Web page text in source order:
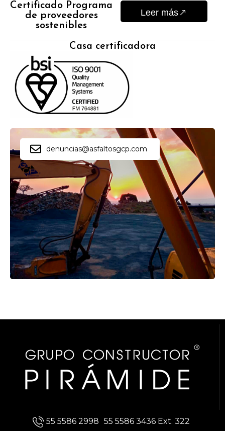
denuncias@asfaltosgcp.com
Certificado Programa
de proveedores
sostenibles
Leer más
Casa certificadora
55 5586 2998 55 5586 3436 Ext. 322